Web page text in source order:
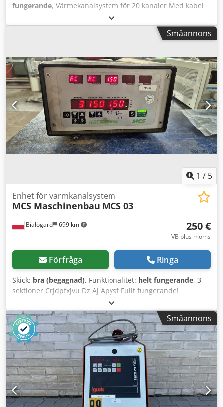
fungerande, Värmekanalsystem för 20 kanaler Med kabel
Efter fullständig inspektion, fullt funktionellt
PRISSÄNKNING FRÅN 1550 TILL 1150 EUR!!! Cjdpfxjx Hi R Sj
Småannons
1 / 5
Białogard 699 km
Enhet för varmkanalsystem
MCS Maschinenbau MCS 03
250 €
VB plus moms
Förfråga Ringa
Skick: bra (begagnad), Funktionalitet: helt fungerande, 3
sektioner Crjdpfxjvu Dz Aj Apysf Fullt fungerande!
Småannons